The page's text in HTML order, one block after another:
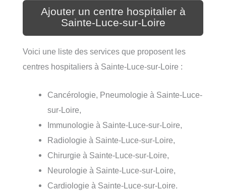
Ajouter un centre hospitalier à
Sainte-Luce-sur-Loire
Voici une liste des services que proposent les
centres hospitaliers à Sainte-Luce-sur-Loire :
Cancérologie, Pneumologie à Sainte-Luce-
sur-Loire,
Immunologie à Sainte-Luce-sur-Loire,
Radiologie à Sainte-Luce-sur-Loire,
Chirurgie à Sainte-Luce-sur-Loire,
Neurologie à Sainte-Luce-sur-Loire,
Cardiologie à Sainte-Luce-sur-Loire.